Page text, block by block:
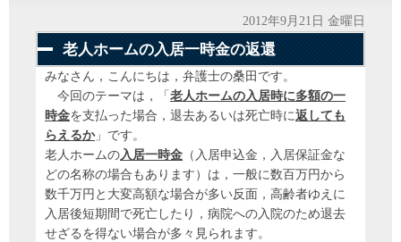
2012年9月21日 金曜日
老人ホームの入居一時金の返還
みなさん，こんにちは，弁護士の桑田です。
今回のテーマは，「 老人ホームの入居時に多額の一
時金を支払った場合，退去あるいは死亡時に返しても
らえるか」です。
老人ホームの入居一時金 （入居申込金，入居保証金な
どの名称の場合もあります）は，一般に数百万円から
数千万円と大変高額な場合が多い反面，高齢者ゆえに
入居後短期間で死亡したり，病院への入院のため退去
せざるを得ない場合が多々見られます。